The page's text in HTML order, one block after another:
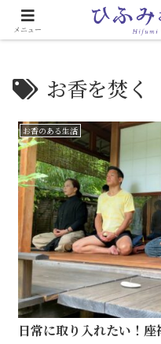
心と体に効
お香を焚く
お香のある生活
日常に取り入れたい！
メニュー